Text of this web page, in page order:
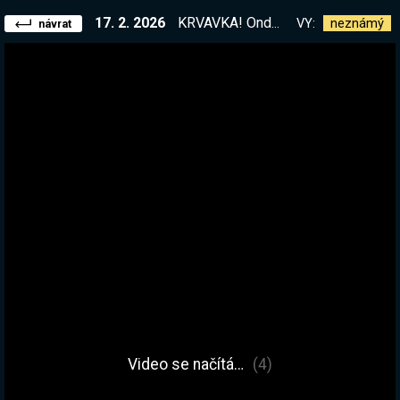
návrat 17. 2. 2026 KRVAVKA! Ondřej Sekanina jako DM a streameři jako zrádci kolem mě <3 | !kamos VY: neznámý
Video se načítá… (4)